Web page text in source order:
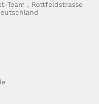
Team , Rottfeldstrasse